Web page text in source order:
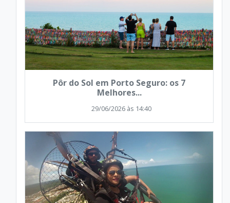
Pôr do Sol em Porto Seguro: os 7
Melhores...
29/06/2026 às 14:40